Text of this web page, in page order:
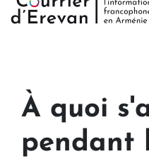
À quoi
pendant